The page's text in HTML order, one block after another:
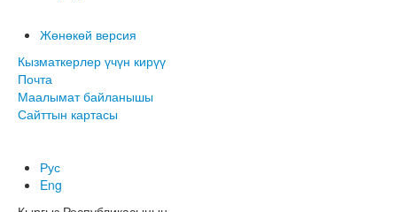
Жөнөкөй версия
Кызматкерлер үчүн кирүү
Почта
Маалымат байланышы
Сайттын картасы
Рус
Eng